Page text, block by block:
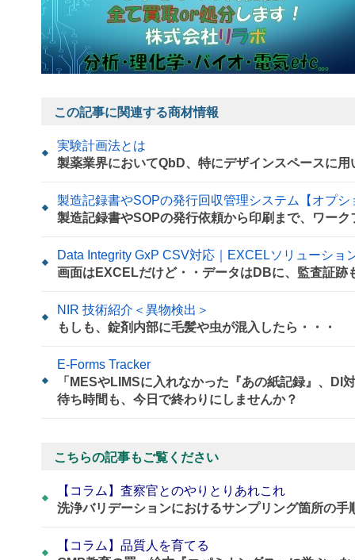
この記事に関連する商材情報
実験計画法とは
製薬業界においてQbD、特にデザインスペースに
製造記録書やSOPの発行回収管理システム【オプシ
製造記録書やSOPの発行依頼から印刷まで、ワー
Data Integrity GxP CSV対応｜EXCELソリューショ
画面はEXCELだけど・・データはDBに、監査証跡
NIR 技術紹介＜異物検出＞
もしも、錠剤内部に毛髪や虫が混入したら・・・
E-Forms Tracker
「MESやLIMSに入れなかった『あの紙記録』、
待ち時間も、今日で終わりにしませんか？
こちらの記事もご覧ください
【コラム】査察官とのやりとりあれこれ
洗浄バリデーションにおけるサンプリング箇所の手
【コラム】品質人を育てる